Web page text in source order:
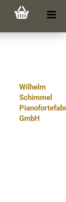
Wilhelm
Schimmel
GmbH